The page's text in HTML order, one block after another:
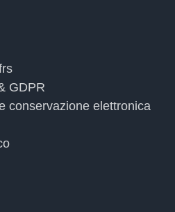
GDPR
conservazione elettronica